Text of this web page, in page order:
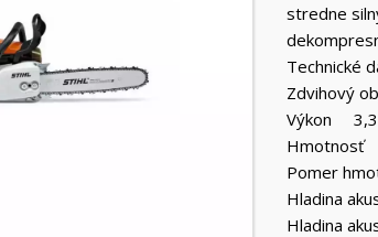
stredne
Technické
Zdvihový
Výkon 3,3
Hmotnosť
Pomer
Hladina
Hladina